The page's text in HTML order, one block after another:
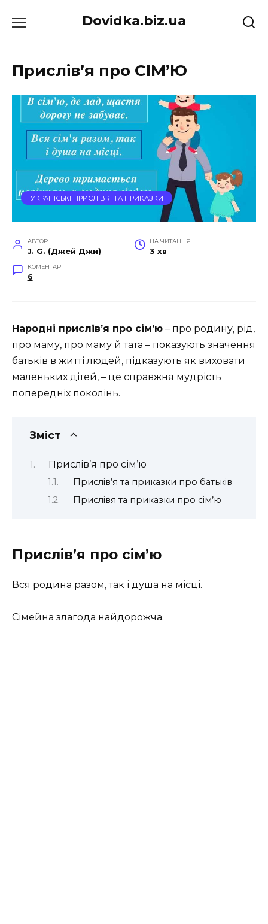
до
Dovidka.biz.ua
Прислiв’я про СІМ’Ю
УКРАЇНСЬКІ ПРИСЛІВ'Я ТА ПРИКАЗКИ
АВТОР
J. G. (Джей Джи)
НА ЧИТАННЯ
3 хв
КОМЕНТАРІ
6
Народні прислiв’я про сім’ю – про родину, рід,
про маму, про маму й тата – показують значення
батьків в житті людей, підказують як виховати
маленьких дітей, – це справжня мудрість
попередніх поколінь.
Зміст
Прислiв’я про сім’ю
Прислів’я та приказки про батьків
Прислівя та приказки про сім’ю
Прислiв’я про сім’ю
Вся родина разом, так і душа на місці.
Сімейна злагода найдорожча.